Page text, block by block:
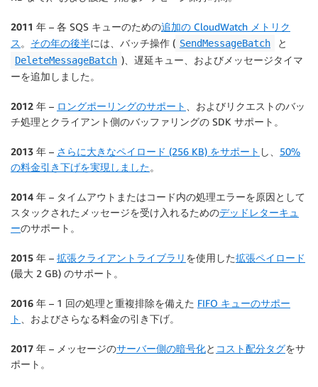
2011 年 – 各 SQS キューのための追加の CloudWatch メトリク
ス 。 その年の後半には、バッチ操作 ( SendMessageBatch と
DeleteMessageBatch )、遅延キュー、およびメッセージタイマ
ーを追加しました。
2012 年 – ロングポーリングのサポート
、およびリクエストのバッ
チ処理とクライアント側のバッファリングの SDK サポート。
2013 年 – さらに大きなペイロード (256 KB) をサポート し、 50%
の料金引き下げを実現しました。
2014 年 – タイムアウトまたはコード内の処理エラーを原因として
スタックされたメッセージを受け入れるためのデッドレターキュ
ーのサポート。
2015 年 – 拡張クライアントライブラリ を使用した拡張ペイロード
(最大 2 GB) のサポート。
2016 年 – 1 回の処理と重複排除を備えた FIFO キューのサポー
ト
、およびさらなる料金の引き下げ。
2017 年 – メッセージのサーバー側の暗号化と コスト配分タグをサ
ポート。